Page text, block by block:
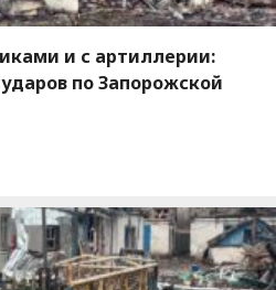
и с артиллерии:
по Запорожской